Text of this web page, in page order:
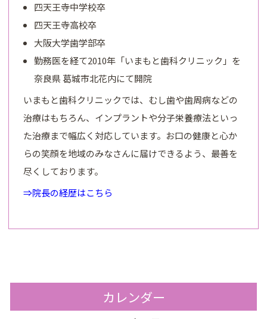
四天王寺中学校卒
四天王寺高校卒
大阪大学歯学部卒
勤務医を経て2010年「いまもと歯科クリニック」を
奈良県 葛城市北花内にて開院
いまもと歯科クリニックでは、むし歯や歯周病などの
治療はもちろん、インプラントや分子栄養療法といっ
た治療まで幅広く対応しています。お口の健康と心か
らの笑顔を地域のみなさんに届けできるよう、最善を
尽くしております。
⇒院長の経歴はこちら
カレンダー